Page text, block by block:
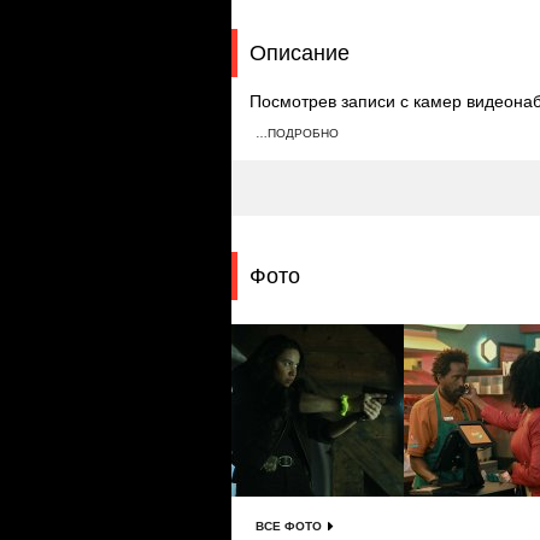
Описание
Посмотрев записи с камер
продвигается в написании книги
…ПОДРОБНО
Фото
ВСЕ ФОТО